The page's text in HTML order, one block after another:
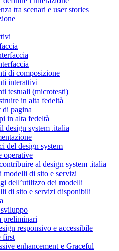
tra scenari e user stories
di composizione
interattivi
testuali (microtesti)
in alta fedeltà
pagina
in alta fedeltà
design system .italia
del design system
operative
al design system .italia
modelli di sito e servizi
dell’utilizzo dei modelli
di sito e servizi disponibili
preliminari
responsivo e accessibile
first
enhancement e Graceful